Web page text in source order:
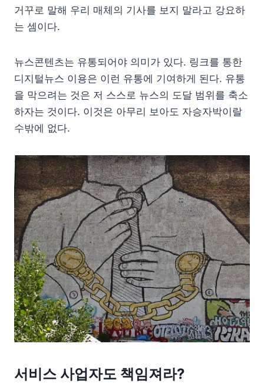
거꾸로 말해 우리 매체의 기사를 보지 말라고 강요하
는 셈이다.
뉴스콘텐츠는 유통되어야 의미가 있다. 링크를 통한
디지털뉴스 이용은 이런 유통에 기여하게 된다. 유통
을 막으려는 것은 저 스스로 뉴스의 도달 범위를 축소
하자는 것이다. 이것은 아무리 보아도 자승자박이랄
수밖에 없다.
서비스 사업자도 책임져라?